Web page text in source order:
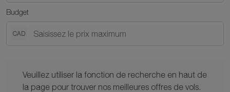
Budget
CAD
Veuillez utiliser la fonction de recherche en haut de
la page pour trouver nos meilleures offres de vols.